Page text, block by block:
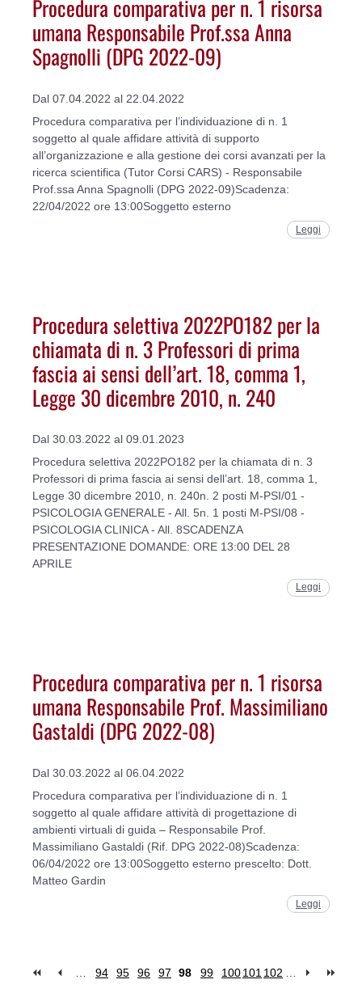
Procedura comparativa per n. 1 risorsa
umana Responsabile Prof.ssa Anna
Spagnolli (DPG 2022-09)
Dal 07.04.2022 al 22.04.2022
Procedura comparativa per l’individuazione di n. 1
soggetto al quale affidare attività di supporto
all’organizzazione e alla gestione dei corsi avanzati per la
ricerca scientifica (Tutor Corsi CARS) - Responsabile
Prof.ssa Anna Spagnolli (DPG 2022-09)Scadenza:
22/04/2022 ore 13:00Soggetto esterno
Leggi
Procedura selettiva 2022PO182 per la
chiamata di n. 3 Professori di prima
fascia ai sensi dell’art. 18, comma 1,
Legge 30 dicembre 2010, n. 240
Dal 30.03.2022 al 09.01.2023
Procedura selettiva 2022PO182 per la chiamata di n. 3
Professori di prima fascia ai sensi dell’art. 18, comma 1,
Legge 30 dicembre 2010, n. 240n. 2 posti M-PSI/01 -
PSICOLOGIA GENERALE - All. 5n. 1 posti M-PSI/08 -
PSICOLOGIA CLINICA - All. 8SCADENZA
PRESENTAZIONE DOMANDE: ORE 13:00 DEL 28
APRILE
Leggi
Procedura comparativa per n. 1 risorsa
umana Responsabile Prof. Massimiliano
Gastaldi (DPG 2022-08)
Dal 30.03.2022 al 06.04.2022
Procedura comparativa per l’individuazione di n. 1
soggetto al quale affidare attività di progettazione di
ambienti virtuali di guida – Responsabile Prof.
Massimiliano Gastaldi (Rif. DPG 2022-08)Scadenza:
06/04/2022 ore 13:00Soggetto esterno prescelto: Dott.
Matteo Gardin
Leggi
… 94 95 96 97 98 99 100101102 …